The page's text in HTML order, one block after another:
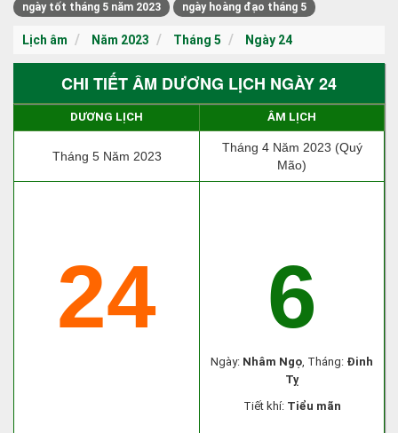
ngày tốt tháng 5 năm 2023
ngày hoàng đạo tháng 5
Lịch âm Năm 2023 Tháng 5 Ngày 24
CHI TIẾT ÂM DƯƠNG LỊCH NGÀY 24
DƯƠNG LỊCH ÂM LỊCH
Tháng 5 Năm 2023
Tháng 4 Năm 2023 (Quý
Mão)
24 6
Ngày: Nhâm Ngọ, Tháng: Đinh
Tỵ
Tiết khí: Tiểu mãn